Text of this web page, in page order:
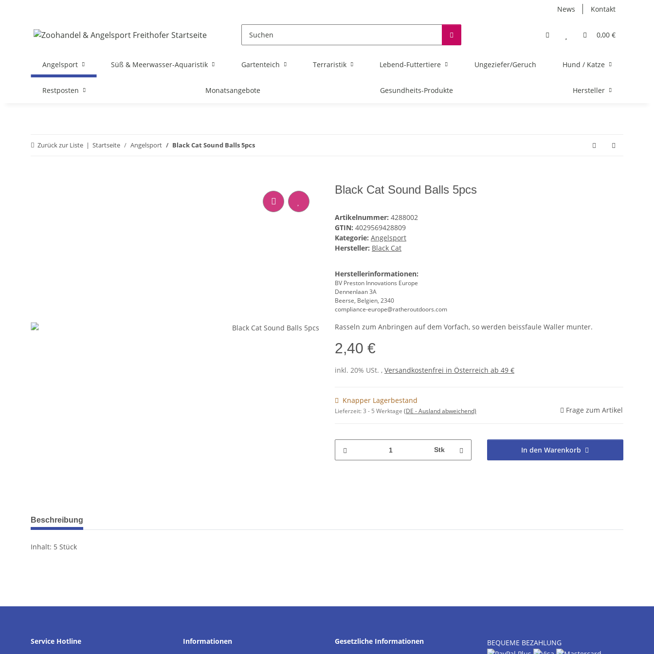
News Kontakt
0,00 €
Angelsport Süß & Meerwasser-Aquaristik Gartenteich Terraristik Lebend-Futtertiere Ungeziefer/Geruch Hund / Katze
Restposten Monatsangebote Gesundheits-Produkte Hersteller
Zurück zur Liste Startseite Angelsport Black Cat Sound Balls 5pcs
Black Cat Sound Balls 5pcs
Artikelnummer: 4288002
GTIN: 4029569428809
Kategorie: Angelsport
Hersteller: Black Cat
Herstellerinformationen:
BV Preston Innovations Europe
Dennenlaan 3A
Beerse, Belgien, 2340
compliance-europe@ratheroutdoors.com
Rasseln zum Anbringen auf dem Vorfach, so werden beissfaule Waller munter.
2,40 €
inkl. 20% USt. , Versandkostenfrei in Österreich ab 49 €
Knapper Lagerbestand
Lieferzeit:3 - 5 Werktage (DE - Ausland abweichend) Frage zum Artikel
Stk In den Warenkorb
weitere Registerkarten anzeigen
Beschreibung
Inhalt: 5 Stück
Service Hotline
Informationen Gesetzliche Informationen BEQUEME BEZAHLUNG